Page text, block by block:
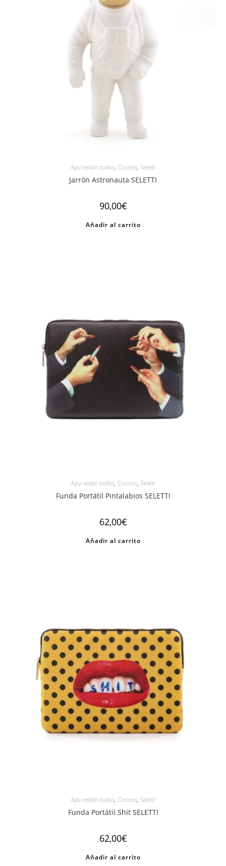
Aquí están todos, Cosicas, Seletti
Jarrón Astronauta SELETTI
90,00€
Añadir al carrito
Aquí están todos, Cosicas, Seletti
Funda Portátil Pintalabios SELETTI
62,00€
Añadir al carrito
Aquí están todos, Cosicas, Seletti
Funda Portátil Shit SELETTI
62,00€
Añadir al carrito